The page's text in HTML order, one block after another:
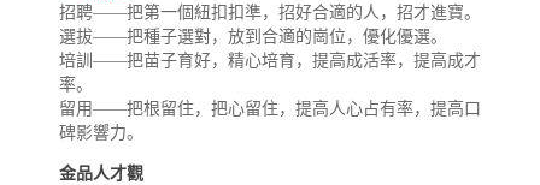
招聘——把第一個紐扣扣準，招好合適的人，招才進寶。
選拔——把種子選對，放到合適的崗位，優化優選。
培訓——把苗子育好，精心培育，提高成活率，提高成才
率。
留用——把根留住，把心留住，提高人心占有率，提高口
碑影響力。
金品人才觀